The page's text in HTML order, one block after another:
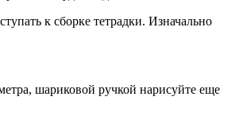
к сборке тетрадки. Изначально
шариковой ручкой нарисуйте еще